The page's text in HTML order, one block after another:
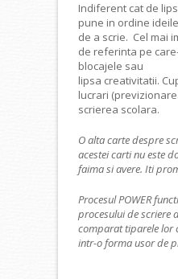
Indiferent cat de
pune in ordine
de a scrie. Cel mai
de referinta pe
blocajele sau
lipsa creativitatii.
lucrari
scrierea scolara.
O alta carte despre
acestei carti nu este
faima si avere. Iti
Procesul POWER
procesului de scriere
comparat tiparele lor
intr-o forma usor de